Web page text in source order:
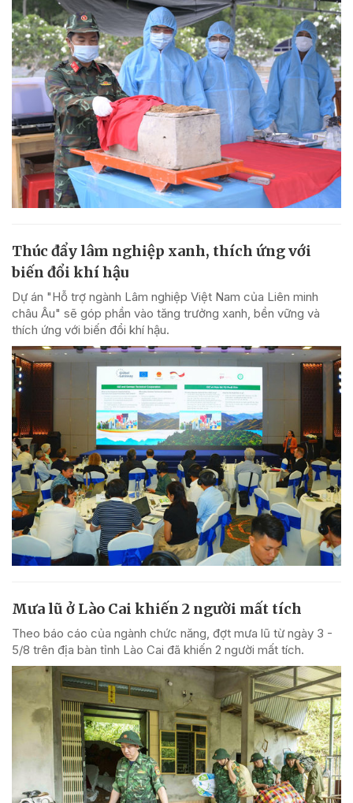
Thúc đẩy lâm nghiệp xanh, thích ứng với
biến đổi khí hậu
Dự án "Hỗ trợ ngành Lâm nghiệp Việt Nam của Liên minh
châu Âu" sẽ góp phần vào tăng trưởng xanh, bền vững và
thích ứng với biến đổi khí hậu.
Mưa lũ ở Lào Cai khiến 2 người mất tích
Theo báo cáo của ngành chức năng, đợt mưa lũ từ ngày 3 -
5/8 trên địa bàn tỉnh Lào Cai đã khiến 2 người mất tích.